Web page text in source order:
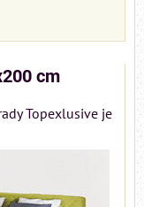
cm
Topexlusive je